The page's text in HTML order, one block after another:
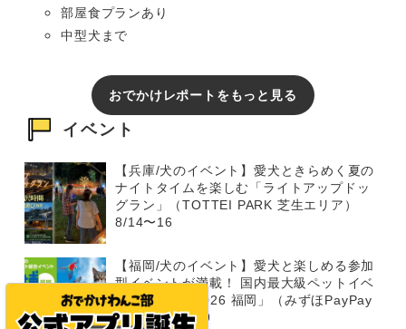
部屋食プランあり
中型犬まで
おでかけレポートをもっと見る
イベント
【兵庫/犬のイベント】愛犬ときらめく夏の
ナイトタイムを楽しむ「ライトアップドッ
グラン」（TOTTEI PARK 芝生エリア）
8/14〜16
【福岡/犬のイベント】愛犬と楽しめる参加
型イベントが満載！ 国内最大級ペットイベ
ント「Pet博 2026 福岡」（みずほPayPay
ドーム）8/8～9